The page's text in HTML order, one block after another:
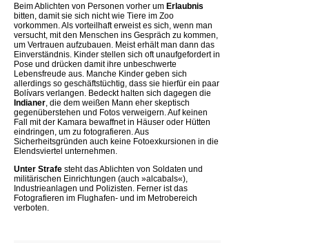
Beim Ablichten von Personen vorher um Erlaubnis
bitten, damit sie sich nicht wie Tiere im Zoo
vorkommen. Als vorteilhaft erweist es sich, wenn man
versucht, mit den Menschen ins Gespräch zu kommen,
um Vertrauen aufzubauen. Meist erhält man dann das
Einverständnis. Kinder stellen sich oft unaufgefordert in
Pose und drücken damit ihre unbeschwerte
Lebensfreude aus. Manche Kinder geben sich
allerdings so geschäftstüchtig, dass sie hierfür ein paar
Bolívars verlangen. Bedeckt halten sich dagegen die
Indianer , die dem weißen Mann eher skeptisch
gegenüberstehen und Fotos verweigern. Auf keinen
Fall mit der Kamara bewaffnet in Häuser oder Hütten
eindringen, um zu fotografieren. Aus
Sicherheitsgründen auch keine Fotoexkursionen in die
Elendsviertel unternehmen.
Unter Strafe steht das Ablichten von Soldaten und
militärischen Einrichtungen (auch »alcabals«),
Industrieanlagen und Polizisten. Ferner ist das
Fotografieren im Flughafen- und im Metrobereich
verboten.